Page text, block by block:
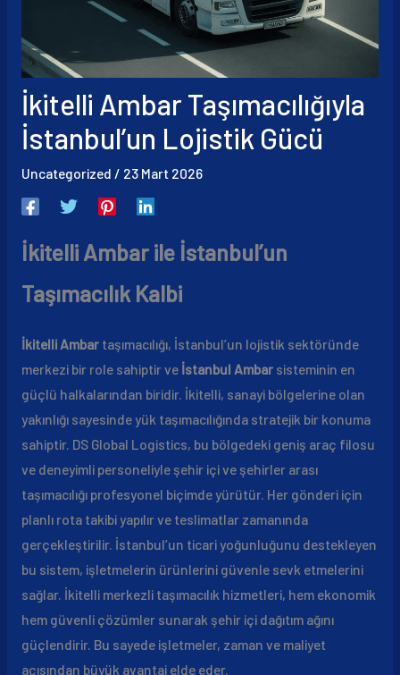
İkitelli Ambar Taşımacılığıyla
İstanbul’un Lojistik Gücü
Uncategorized / 23 Mart 2026
İkitelli Ambar ile İstanbul’un
Taşımacılık Kalbi
İkitelli Ambartaşımacılığı, İstanbul’un lojistik sektöründe
merkezi bir role sahiptir ve İstanbul Ambarsisteminin en
güçlü halkalarından biridir. İkitelli, sanayi bölgelerine olan
yakınlığı sayesinde yük taşımacılığında stratejik bir konuma
sahiptir. DS Global Logistics, bu bölgedeki geniş araç filosu
ve deneyimli personeliyle şehir içi ve şehirler arası
taşımacılığı profesyonel biçimde yürütür. Her gönderi için
planlı rota takibi yapılır ve teslimatlar zamanında
gerçekleştirilir. İstanbul’un ticari yoğunluğunu destekleyen
bu sistem, işletmelerin ürünlerini güvenle sevk etmelerini
sağlar. İkitelli merkezli taşımacılık hizmetleri, hem ekonomik
hem güvenli çözümler sunarak şehir içi dağıtım ağını
güçlendirir. Bu sayede işletmeler, zaman ve maliyet
açısından büyük avantaj elde eder.